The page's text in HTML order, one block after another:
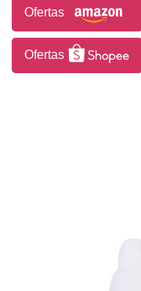
tastic de Gabby do
pelúcia Gabby's
partir de 3 anos.
Ofertas
Ofertas